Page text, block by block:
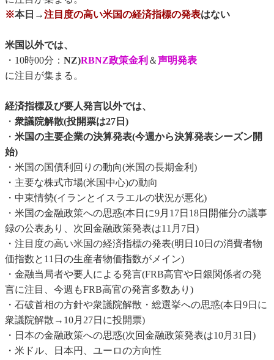
※本日→注目度の高い米国の経済指標の発表はない
米国以外では、
・10時00分： NZ)RBNZ政策金利 ＆声明発表
に注目が集まる。
経済指標及び要人発言以外では、
・ 衆議院解散(投開票は27日)
・ 米国の主要企業の決算発表(今週から決算発表シーズン開
始)
・米国の国債利回りの動向(米国の長期金利)
・主要な株式市場(米国中心)の動向
・中東情勢(イランとイスラエルの状況が悪化)
・米国の金融政策への思惑(本日に9月17日18日開催分の議事
録の公表あり、次回金融政策発表は11月7日)
・注目度の高い米国の経済指標の発表(明日10日の消費者物
価指数と11日の生産者物価指数がメイン)
・金融当局者や要人による発言(FRB高官や日銀関係者の発
言に注目、今週もFRB高官の発言多数あり)
・石破首相の方針や衆議院解散・総選挙への思惑(本日9日に
衆議院解散→10月27日に投開票)
・日本の金融政策への思惑(次回金融政策発表は10月31日)
・米ドル、日本円、ユーロの方向性